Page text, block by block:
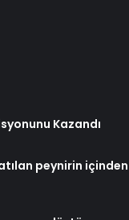
Kazandı
peynirin içinden